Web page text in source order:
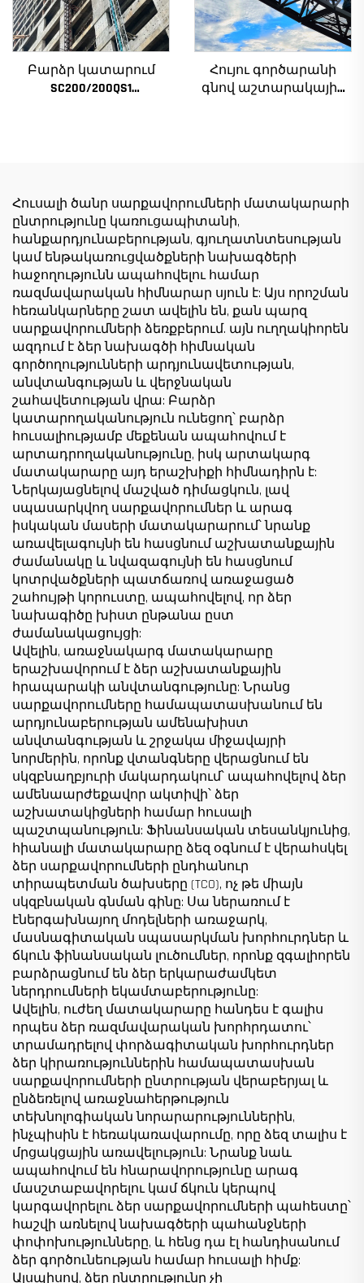
Բարձր կատարում
SC200/200QS1
համար ցածր գնով
Հույու գործարանի
գնով աշտարակային
համար
Հուսալի ծանր սարքավորումների մատակարարի
ընտրությունը կառուցապիտանի,
հանքարդյունաբերության, գյուղատնտեսության
կամ ենթակառուցվածքների նախագծերի
հաջողությունն ապահովելու համար
ռազմավարական հիմնարար սյուն է: Այս որոշման
հեռանկարները շատ ավելին են, քան պարզ
սարքավորումների ձեռքբերում. այն ուղղակիորեն
ազդում է ձեր նախագծի հիմնական
գործողությունների արդյունավետության,
անվտանգության և վերջնական
շահավետության վրա: Բարձր
կատարողականություն ունեցող՝ բարձր
հուսալիությամբ մեքենան ապահովում է
արտադրողականությունը, իսկ արտակարգ
մատակարարը այդ երաշխիքի հիմնադիրն է:
Ներկայացնելով մաշված դիմացկուն, լավ
սպասարկվող սարքավորումներ և արագ
իսկական մասերի մատակարարում՝ նրանք
առավելագույնի են հասցնում աշխատանքային
ժամանակը և նվազագույնի են հասցնում
կոտրվածքների պատճառով առաջացած
շահույթի կորուստը, ապահովելով, որ ձեր
նախագիծը խիստ ընթանա ըստ
ժամանակացույցի:
Ավելին, առաջնակարգ մատակարարը
երաշխավորում է ձեր աշխատանքային
հրապարակի անվտանգությունը: Նրանց
սարքավորումները համապատասխանում են
արդյունաբերության ամենախիստ
անվտանգության և շրջակա միջավայրի
նորմերին, որոնք վտանգները վերացնում են
սկզբնաղբյուրի մակարդակում՝ ապահովելով ձեր
ամենաարժեքավոր ակտիվի՝ ձեր
աշխատակիցների համար հուսալի
պաշտպանություն: Ֆինանսական տեսանկյունից,
հիանալի մատակարարը ձեզ օգնում է վերահսկել
ձեր սարքավորումների ընդհանուր
տիրապետման ծախսերը (TCO), ոչ թե միայն
սկզբնական գնման գինը: Սա ներառում է
էներգախնայող մոդելների առաջարկ,
մասնագիտական սպասարկման խորհուրդներ և
ճկուն ֆինանսական լուծումներ, որոնք զգալիորեն
բարձրացնում են ձեր երկարաժամկետ
ներդրումների եկամտաբերությունը:
Ավելին, ուժեղ մատակարարը հանդես է գալիս
որպես ձեր ռազմավարական խորհրդատու՝
տրամադրելով փորձագիտական խորհուրդներ
ձեր կիրառություններին համապատասխան
սարքավորումների ընտրության վերաբերյալ և
ընձեռելով առաջնահերթություն
տեխնոլոգիական նորարարություններին,
ինչպիսին է հեռակառավարումը, որը ձեզ տալիս է
մրցակցային առավելություն: Նրանք նաև
ապահովում են հնարավորությունը արագ
մասշտաբավորելու կամ ճկուն կերպով
կարգավորելու ձեր սարքավորումների պահեստը՝
հաշվի առնելով նախագծերի պահանջների
փոփոխությունները, և հենց դա էլ հանդիսանում
ձեր գործունեության համար հուսալի հիմք:
Այսպիսով, ձեր ընտրությունը չի